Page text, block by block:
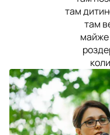
там
там
майже